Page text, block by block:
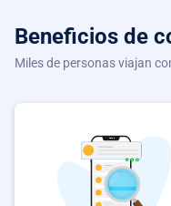
Beneficios de
Miles de personas viajan